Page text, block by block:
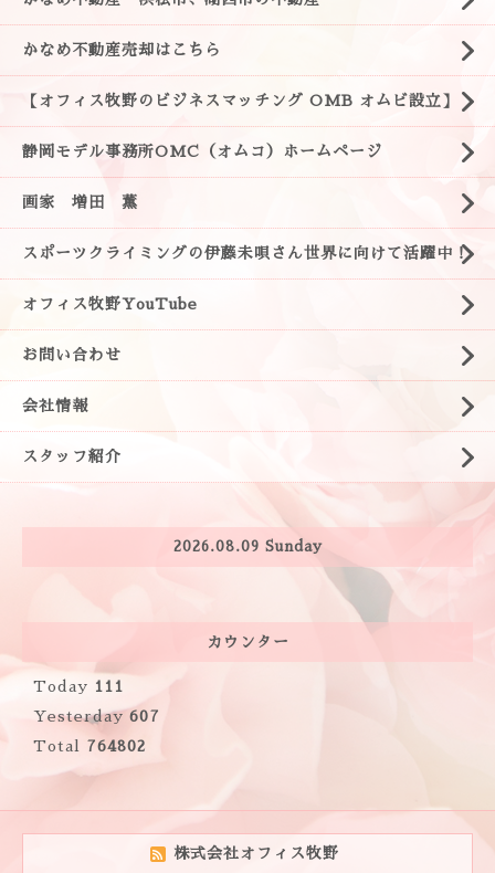
かなめ不動産売却はこちら
【オフィス牧野のビジネスマッチング OMB オムビ設立】
静岡モデル事務所OMC（オムコ）ホームページ
画家 増田 薫
スポーツクライミングの伊藤未唄さん世界に向けて活躍中！
オフィス牧野YouTube
お問い合わせ
会社情報
スタッフ紹介
2026.08.09 Sunday
カウンター
Today 111
Yesterday 607
Total 764802
株式会社オフィス牧野